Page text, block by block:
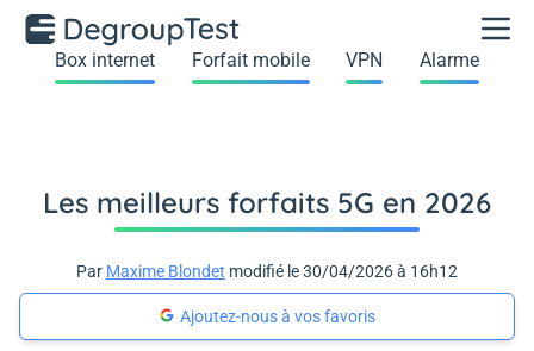
Box internet Forfait mobile VPN Alarme
Les meilleurs forfaits 5G en 2026
Par Maxime Blondet modifié le 30/04/2026 à 16h12
Ajoutez-nous à vos favoris